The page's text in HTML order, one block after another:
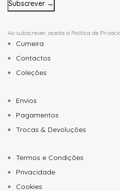
*
Ao subscrever, aceita a Política de
Cumeira
Contactos
Coleções
Envios
Pagamentos
Trocas & Devoluções
Termos e Condições
Privacidade
Cookies